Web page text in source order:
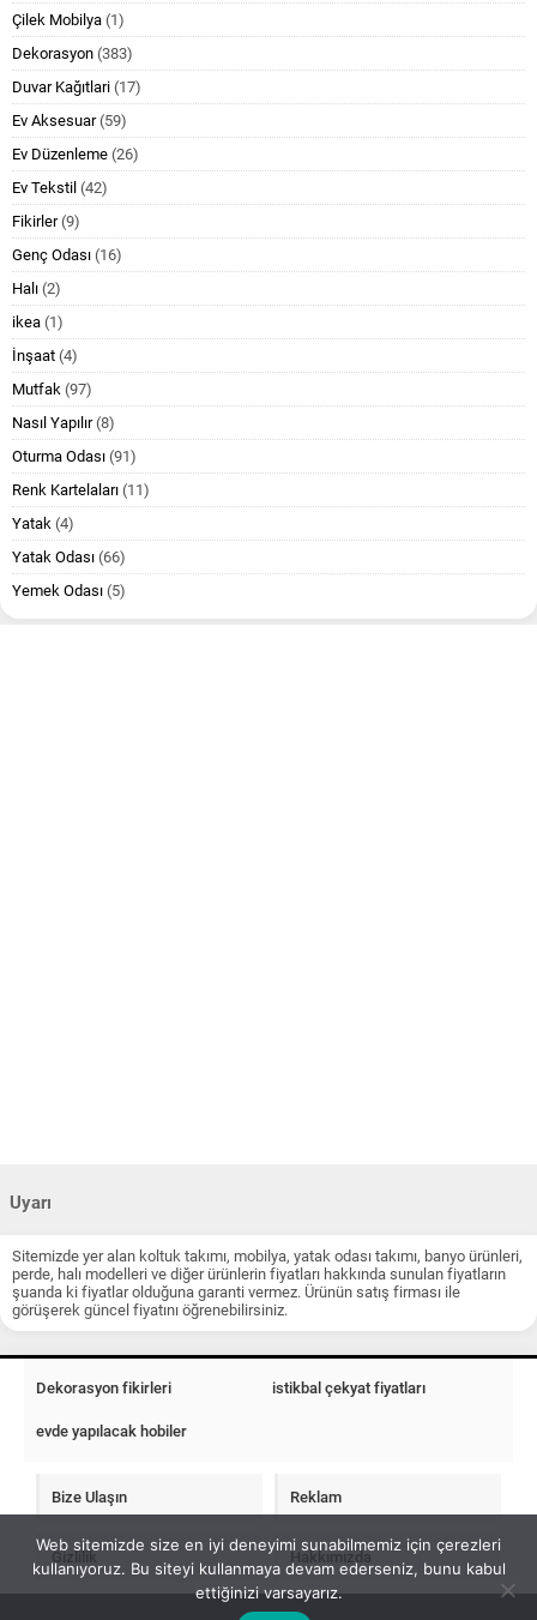
Çilek Mobilya (1)
Dekorasyon (383)
Duvar Kağıtlari (17)
Ev Aksesuar(59)
Ev Düzenleme (26)
Ev Tekstil (42)
Fikirler(9)
Genç Odası (16)
Halı (2)
ikea (1)
İnşaat (4)
Mutfak (97)
Nasıl Yapılır(8)
Oturma Odası (91)
Renk Kartelaları (11)
Yatak (4)
Yatak Odası (66)
Yemek Odası (5)
Uyarı
Sitemizde yer alan koltuk takımı, mobilya, yatak odası takımı, banyo ürünleri,
perde, halı modelleri ve diğer ürünlerin fiyatları hakkında sunulan fiyatların
şuanda ki fiyatlar olduğuna garanti vermez. Ürünün satış firması ile
görüşerek güncel fiyatını öğrenebilirsiniz.
Dekorasyon fikirleri istikbal çekyat fiyatları
evde yapılacak hobiler
Bize Ulaşın Reklam
Gizlilik Hakkımızda
Web sitemizde size en iyi deneyimi sunabilmemiz için çerezleri
kullanıyoruz. Bu siteyi kullanmaya devam ederseniz, bunu kabul
ettiğinizi varsayarız.